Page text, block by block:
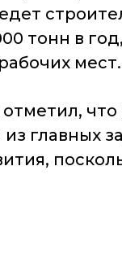
тонн в
мест.
что
главных